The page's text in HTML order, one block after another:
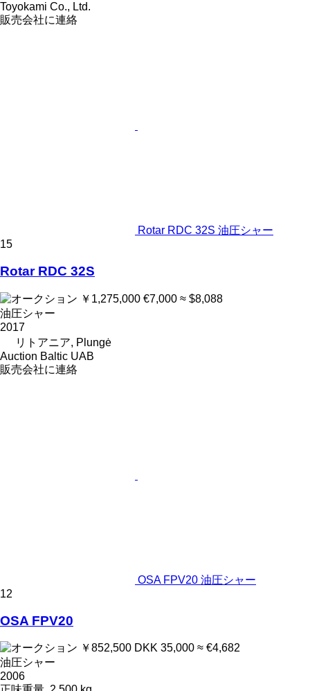
Toyokami Co., Ltd.
販売会社に連絡
Rotar RDC 32S 油圧シャー
15
Rotar RDC 32S
￥1,275,000 €7,000 ≈ $8,088
油圧シャー
2017
リトアニア, Plungė
Auction Baltic UAB
販売会社に連絡
OSA FPV20 油圧シャー
12
OSA FPV20
￥852,500 DKK 35,000 ≈ €4,682
油圧シャー
2006